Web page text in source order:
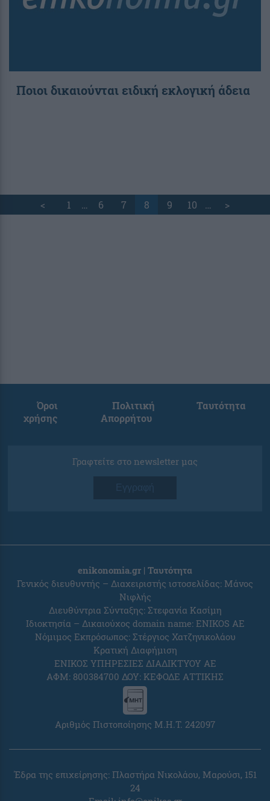
Ποιοι δικαιούνται ειδική εκλογική άδεια
< 1 … 6 7 8 9 10 … >
Όροι
χρήσης
Πολιτική
Απορρήτου
Ταυτότητα
Γραφτείτε στο newsletter μας
Εγγραφή
enikonomia.gr | Ταυτότητα
Γενικός διευθυντής – Διαχειριστής ιστοσελίδας: Μάνος
Νιφλής
Διευθύντρια Σύνταξης: Στεφανία Κασίμη
Ιδιοκτησία – Δικαιούχος domain name: ENIKOS AE
Νόμιμος Εκπρόσωπος: Στέργιος Χατζηνικολάου
Κρατική Διαφήμιση
ΕΝΙΚΟΣ ΥΠΗΡΕΣΙΕΣ ΔΙΑΔΙΚΤΥΟΥ ΑΕ
ΑΦΜ: 800384700 ΔΟΥ: ΚΕΦΟΔΕ ΑΤΤΙΚΗΣ
Αριθμός Πιστοποίησης Μ.Η.Τ. 242097
Έδρα της επιχείρησης: Πλαστήρα Νικολάου, Μαρούσι, 151
24